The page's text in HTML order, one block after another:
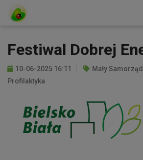
Festiwal Dobrej
10-06-2025 16:11
Mały
Profilaktyka